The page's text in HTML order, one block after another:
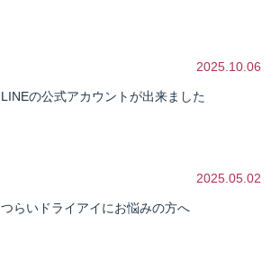
2025.10.06
LINEの公式アカウントが出来ました
2025.05.02
つらいドライアイにお悩みの方へ